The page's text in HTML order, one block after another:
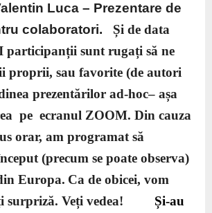
Luca – Prezentare de
colaboratori.
Și de data
participanții sunt rugați să ne
proprii, sau favorite (de autori
prezentărilor ad-hoc– așa
pe ecranul ZOOM. Din cauza
orar, am programat să
(precum se poate observa)
Europa. Ca de obicei, vom
surpriză. Veți vedea!
Și-au